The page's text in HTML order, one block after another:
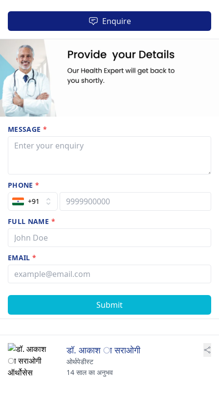
Enquire
MESSAGE *
PHONE*
+91
FULL NAME *
EMAIL*
Submit
डॉ. आकाश ा सराओगी
ओर्थपेडीस्ट
14 साल का अनुभव